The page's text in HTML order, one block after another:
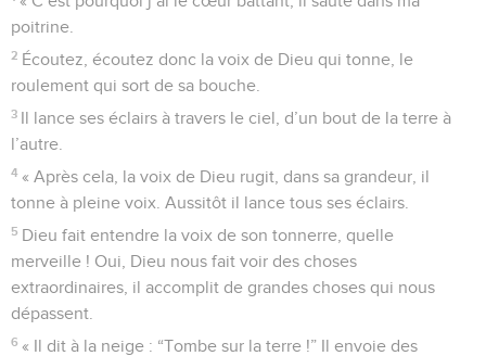
poitrine.
2 Écoutez, écoutez donc la voix de Dieu qui tonne, le
roulement qui sort de sa bouche.
3 Il lance ses éclairs à travers le ciel, d’un bout de la terre à
l’autre.
4 « Après cela, la voix de Dieu rugit, dans sa grandeur, il
tonne à pleine voix. Aussitôt il lance tous ses éclairs.
5 Dieu fait entendre la voix de son tonnerre, quelle
merveille ! Oui, Dieu nous fait voir des choses
extraordinaires, il accomplit de grandes choses qui nous
dépassent.
6 « Il dit à la neige : “Tombe sur la terre !” Il envoie des